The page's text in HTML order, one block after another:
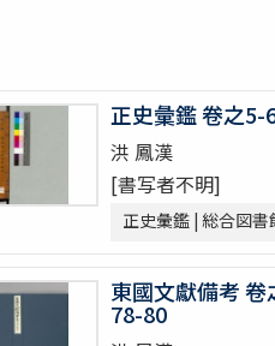
Sakhalin (Karafuto) with portion
map of the world]
da India, no seo
Indiae et Tartariæ Maioris
orientalis regionis, Asiæ
descriptio
voyage, ofte schopaert von
descriptio
正史彙鑑 卷之5-
洪 鳳漢
[書写者不明]
正史彙鑑 | 総合図書
東國文獻備考 卷
78-80